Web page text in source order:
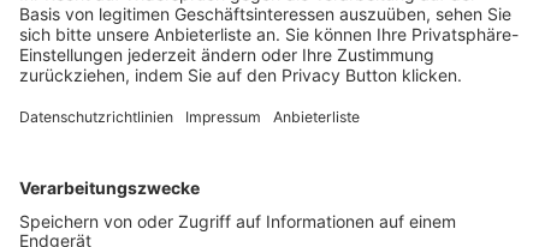
Login SpielPlus
FOLGE DEM BFV
TOP-VEREINE